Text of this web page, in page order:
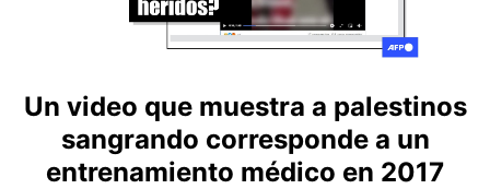
Un video que muestra a palestinos
sangrando corresponde a un
entrenamiento médico en 2017